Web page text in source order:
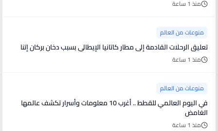
منذ 1 ساعة
منوعات من العالم
تعليق الرحلات القادمة إلى مطار كاتانيا الإيطالي بسبب دخان بركان إتنا
منذ 1 ساعة
منوعات من العالم
في اليوم العالمي للقطط .. أغرب 10 معلومات وأسرار تكشف عالمها
الغامض
منذ 1 ساعة